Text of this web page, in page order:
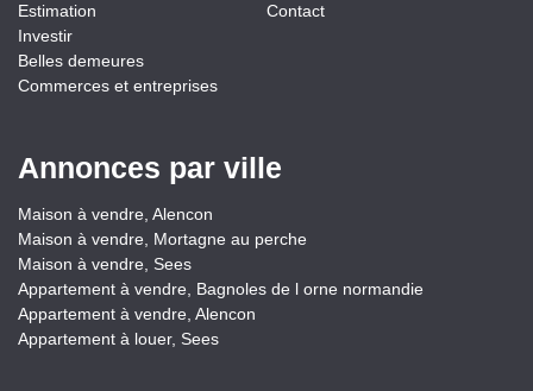
Estimation
Investir
Belles demeures
Commerces et entreprises
Contact
Annonces par ville
Maison à vendre, Alencon
Maison à vendre, Mortagne au perche
Maison à vendre, Sees
Appartement à vendre, Bagnoles de l orne normandie
Appartement à vendre, Alencon
Appartement à louer, Sees